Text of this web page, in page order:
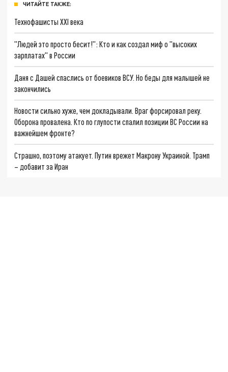
ЧИТАЙТЕ ТАКЖЕ:
Технофашисты XXI века
"Людей это просто бесит!": Кто и как создал миф о "высоких
зарплатах" в России
Даня с Дашей спаслись от боевиков ВСУ. Но беды для малышей не
закончились
Новости сильно хуже, чем докладывали. Враг форсировал реку.
Оборона провалена. Кто по глупости спалил позиции ВС России на
важнейшем фронте?
Страшно, поэтому атакует. Путин врежет Макрону Украиной. Трамп
– добавит за Иран